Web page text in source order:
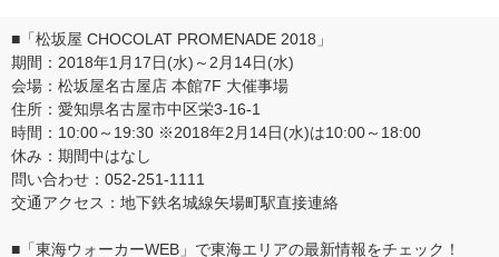
■「松坂屋 CHOCOLAT PROMENADE 2018」
期間：2018年1月17日(水)～2月14日(水)
会場：松坂屋名古屋店 本館7F 大催事場
住所：愛知県名古屋市中区栄3-16-1
時間：10:00～19:30 ※2018年2月14日(水)は10:00～18:00
休み：期間中はなし
問い合わせ：052-251-1111
交通アクセス：地下鉄名城線矢場町駅直接連絡
■ 「東海ウォーカーWEB」で東海エリアの最新情報をチェック！